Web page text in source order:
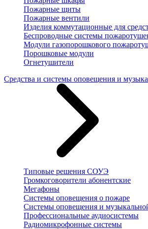
Пожарные щиты
Пожарные вентили
Изделия коммутационные для
Беспроводные системы
Модули газопорошкового
Порошковые модули
Огнетушители
Средства и системы оповещения и
Типовые решения СОУЭ
Громкоговорители абонентские
Мегафоны
Системы оповещения о пожаре
Системы оповещения и
Профессиональные аудиосистемы
Радиомикрофонные системы